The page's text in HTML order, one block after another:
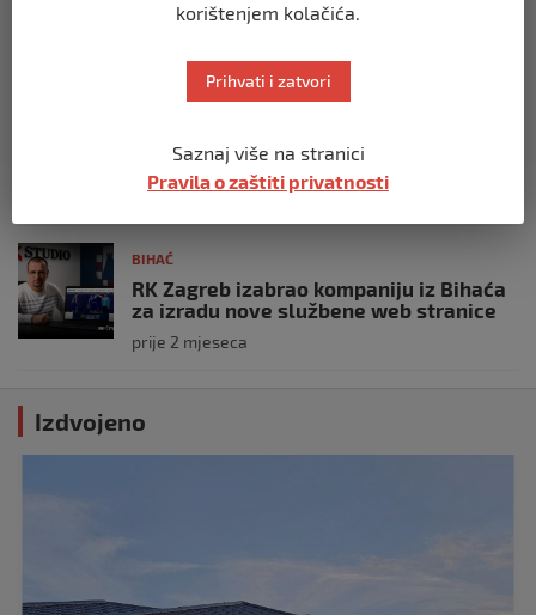
prije 2 mjeseca
više djece mogle bi plaćati 50% manju
komunalnu naknadu
prije 2 mjeseca
BIHAĆ
RK Zagreb izabrao kompaniju iz Bihaća
za izradu nove službene web stranice
prije 2 mjeseca
Izdvojeno
korištenjem kolačića.
Prihvati i zatvori
Saznaj više na stranici
Pravila o zaštiti privatnosti